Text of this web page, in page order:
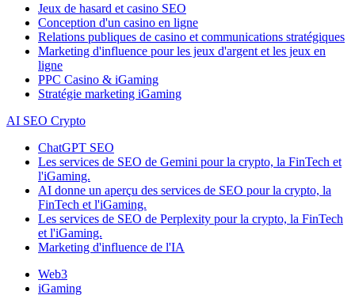
Jeux de hasard et casino SEO
Conception d'un casino en ligne
Relations publiques de casino et communications stratégiques
Marketing d'influence pour les jeux d'argent et les jeux en
ligne
PPC Casino & iGaming
Stratégie marketing iGaming
AI SEO Crypto
ChatGPT SEO
Les services de SEO de Gemini pour la crypto, la FinTech et
l'iGaming.
AI donne un aperçu des services de SEO pour la crypto, la
FinTech et l'iGaming.
Les services de SEO de Perplexity pour la crypto, la FinTech
et l'iGaming.
Marketing d'influence de l'IA
Web3
iGaming